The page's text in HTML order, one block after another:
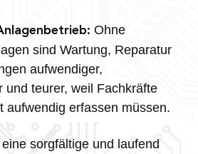
Ohne
sind Wartung, Reparatur
aufwendiger,
und teurer, weil Fachkräfte
aufwendig erfassen müssen.
sorgfältige und laufend